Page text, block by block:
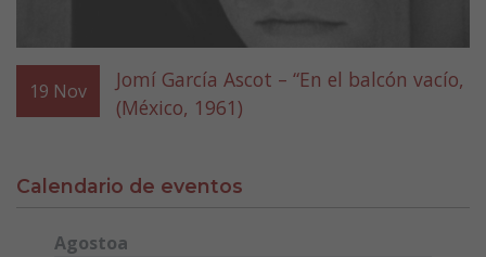
19 Nov
Jomí García Ascot – “En el balcón vacío,
(México, 1961)
Calendario de eventos
Agostoa